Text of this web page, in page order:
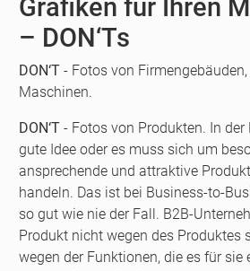
Grafiken für Ihren
– DON‘Ts
DON‘T - Fotos von
Maschinen.
DON‘T - Fotos von Produkten. In der
gute Idee oder es muss sich um
ansprechende und attraktive
handeln. Das ist bei Business-to-
so gut wie nie der Fall. B2B-
Produkt nicht wegen des Produktes
wegen der Funktionen, die es für sie